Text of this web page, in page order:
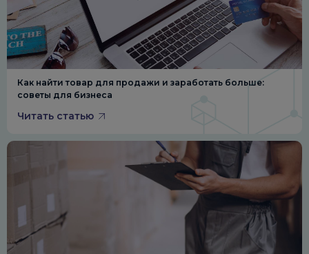
Как найти товар для продажи и заработать больше:
советы для бизнеса
Читать статью